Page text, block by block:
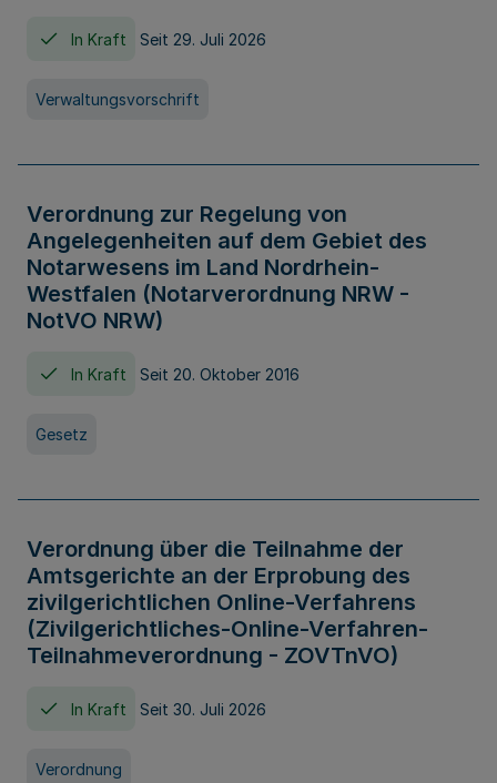
In Kraft Seit 29. Juli 2026
Verwaltungsvorschrift
Verordnung zur Regelung von
Angelegenheiten auf dem Gebiet des
Notarwesens im Land Nordrhein-
Westfalen (Notarverordnung NRW -
NotVO NRW)
In Kraft Seit 20. Oktober 2016
Gesetz
Verordnung über die Teilnahme der
Amtsgerichte an der Erprobung des
zivilgerichtlichen Online-Verfahrens
(Zivilgerichtliches-Online-Verfahren-
Teilnahmeverordnung - ZOVTnVO)
In Kraft Seit 30. Juli 2026
Verordnung